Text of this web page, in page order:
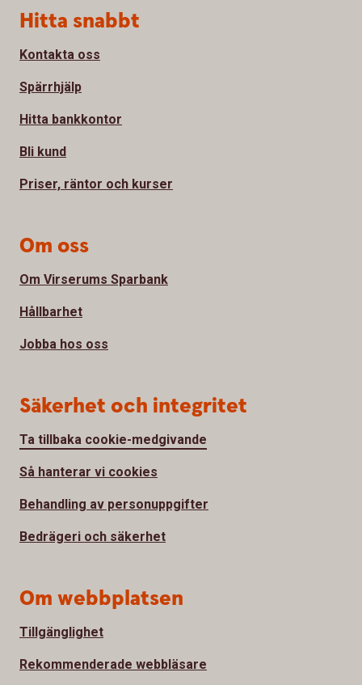
Sidfot
Hitta snabbt
Kontakta oss
Spärrhjälp
Hitta bankkontor
Bli kund
Priser, räntor och kurser
Om oss
Om Virserums Sparbank
Hållbarhet
Jobba hos oss
Säkerhet och integritet
Ta tillbaka cookie-medgivande
Så hanterar vi cookies
Behandling av personuppgifter
Bedrägeri och säkerhet
Om webbplatsen
Tillgänglighet
Rekommenderade webbläsare